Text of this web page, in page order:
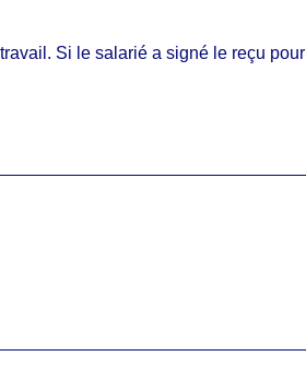
Si le salarié a signé le reçu pour